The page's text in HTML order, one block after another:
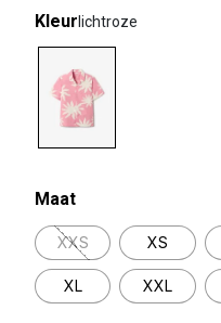
Kleur lichtroze
Maat
XXS XS
XL XXL